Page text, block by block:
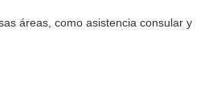
áreas, como asistencia consular y